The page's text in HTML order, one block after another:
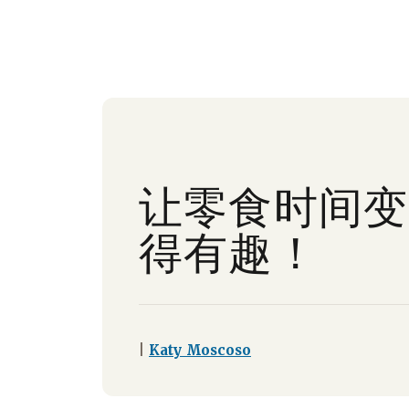
让零食时间变
得有趣！
Katy Moscoso